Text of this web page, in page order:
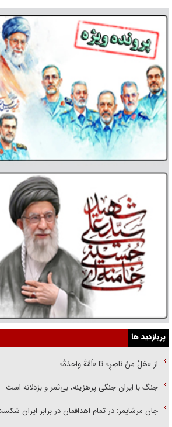
پربازدید ها
از «هَلْ مِنْ ناصِرٍ» تا «اُمَّةً واحِدَةً»
جنگ با ایران جنگی پرهزینه، بی‌ثمر و بزدلانه است
جان مرشایمر: در تمام اهدافمان در برابر ایران